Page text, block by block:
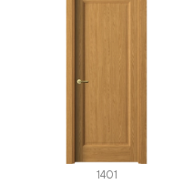
1401